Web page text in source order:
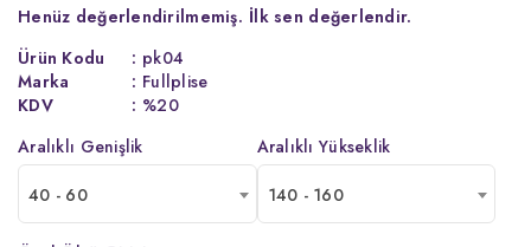
Henüz değerlendirilmemiş. İlk sen değerlendir.
Ürün Kodu
: pk04
Marka
: Fullplise
KDV
: %20
Aralıklı Genişlik
40 - 60
Aralıklı Yükseklik
140 - 160